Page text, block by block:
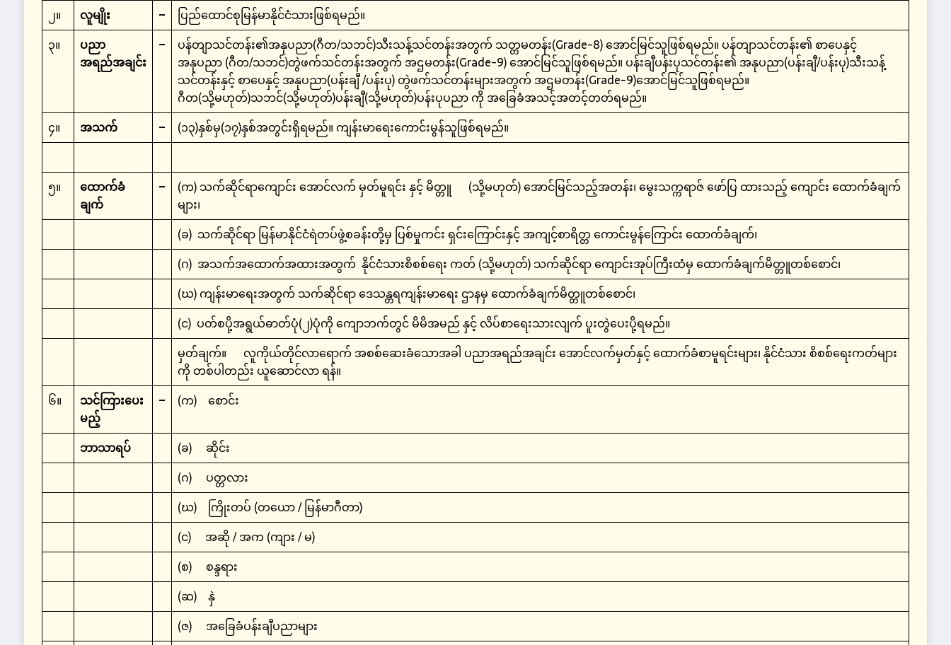
၂။
လူမျိုး –
ပြည်ထောင်စုမြန်မာနိုင်ငံသားဖြစ်ရမည်။
၃။
ပညာ
အရည်အချင်း
–
ပန်တျာသင်တန်း၏အနုပညာ(ဂီတ/သဘင်)သီးသန့်သင်တန်းအတွက် သတ္တမတန်း(Grade-8) အောင်မြင်သူဖြစ်ရမည်။ ပန်တျာသင်တန်း၏ စာပေနှင့်
အနုပညာ (ဂီတ/သဘင်)တွဲဖက်သင်တန်းအတွက် အဌမတန်း(Grade-9) အောင်မြင်သူဖြစ်ရမည်။ ပန်းချီပန်းပုသင်တန်း၏ အနုပညာ(ပန်းချီ/ပန်းပု)သီးသန့်
သင်တန်းနှင့် စာပေနှင့် အနုပညာ(ပန်းချီ /ပန်းပု) တွဲဖက်သင်တန်းများအတွက် အဌမတန်း(Grade-9)အောင်မြင်သူဖြစ်ရမည်။
ဂီတ(သို့မဟုတ်)သဘင်(သို့မဟုတ်)ပန်းချီ(သို့မဟုတ်)ပန်းပုပညာ ကို အခြေခံအသင့်အတင့်တတ်ရမည်။
၄။
အသက် – (၁၃)နှစ်မှ(၁၇)နှစ်အတွင်းရှိရမည်။ ကျန်းမာရေးကောင်းမွန်သူဖြစ်ရမည်။
၅။
ထောက်ခံ
ချက်
–
(က) သက်ဆိုင်ရာကျောင်း အောင်လက် မှတ်မူရင်း နှင့် မိတ္တူ (သို့မဟုတ်) အောင်မြင်သည့်အတန်း၊ မွေးသက္ကရာဇ် ဖော်ပြ ထားသည့် ကျောင်း ထောက်ခံချက်
များ၊
(ခ) သက်ဆိုင်ရာ မြန်မာနိုင်ငံရဲတပ်ဖွဲ့စခန်းတို့မှ ပြစ်မှုကင်း ရှင်းကြောင်းနှင့် အကျင့်စာရိတ္တ ကောင်းမွန်ကြောင်း ထောက်ခံချက်၊
(ဂ) အသက်အထောက်အထားအတွက် နိုင်ငံသားစိစစ်ရေး ကတ် (သို့မဟုတ်) သက်ဆိုင်ရာ ကျောင်းအုပ်ကြီးထံမှ ထောက်ခံချက်မိတ္တူတစ်စောင်၊
(ဃ) ကျန်းမာရေးအတွက် သက်ဆိုင်ရာ ဒေသန္တရကျန်းမာရေး ဌာနမှ ထောက်ခံချက်မိတ္တူတစ်စောင်၊
(င) ပတ်စပို့အရွယ်ဓာတ်ပုံ(၂)ပုံကို ကျောဘက်တွင် မိမိအမည် နှင့် လိပ်စာရေးသားလျက် ပူးတွဲပေးပို့ရမည်။
မှတ်ချက်။ လူကိုယ်တိုင်လာရောက် အစစ်ဆေးခံသောအခါ ပညာအရည်အချင်း အောင်လက်မှတ်နှင့် ထောက်ခံစာမူရင်းများ၊ နိုင်ငံသား စိစစ်ရေးကတ်များ
ကို တစ်ပါတည်း ယူဆောင်လာ ရန်။
၆။
သင်ကြားပေး
မည့်
– (က) စောင်း
ဘာသာရပ်
(ခ) ဆိုင်း
(ဂ) ပတ္တလား
(ဃ) ကြိုးတပ် (တယော / မြန်မာဂီတာ)
(င) အဆို / အက (ကျား / မ)
(စ) စန္ဒရား
(ဆ) နှဲ
(ဇ) အခြေခံပန်းချီပညာများ